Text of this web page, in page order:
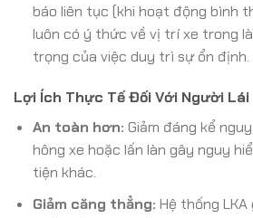
báo liên tục (khi hoạt động bình
luôn có ý thức về vị trí xe trong
trọng của việc duy trì sự ổn định.
Lợi Ích Thực Tế Đối Với Người Lái
An toàn hơn: Giảm đáng kể
hông xe hoặc lấn làn gây nguy
tiện khác.
Giảm căng thẳng: Hệ thống